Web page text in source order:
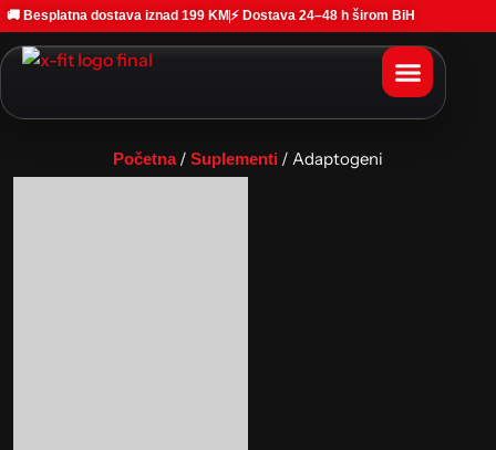
🚚 Besplatna dostava iznad 199 KM ⚡ Dostava 24–48 h širom BiH
Početna/ Suplementi / Adaptogeni